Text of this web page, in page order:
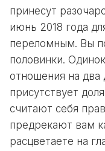
принесут
июнь 2018 года
переломным. Вы
половинки.
отношения на
присутствует
считают себя
предрекают вам
расцветаете на